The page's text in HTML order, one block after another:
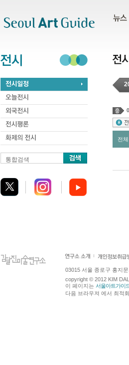
통합검색
0
전체
03015 서울 종로구 홍지
copyright © 2012 KIM
이 페이지는 서울아트가이
다음 브라우져 에서 최적